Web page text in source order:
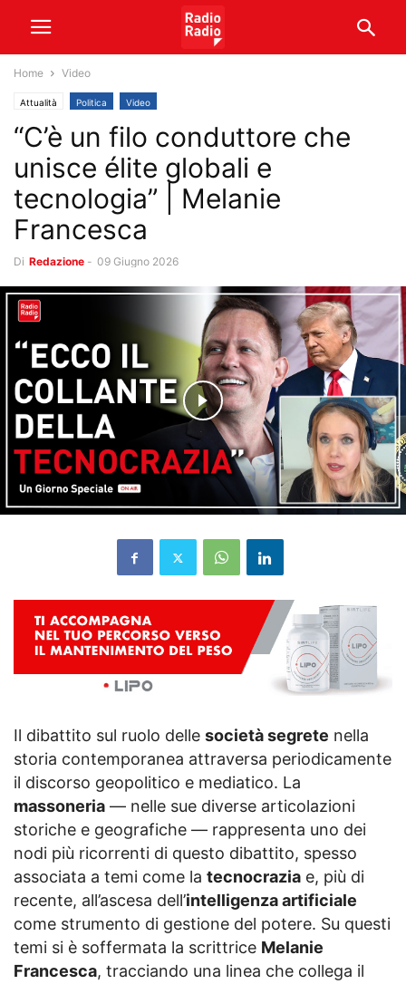
Home Video
Attualità Politica Video
“C’è un filo conduttore che
unisce élite globali e
tecnologia” | Melanie
Francesca
Di Redazione - 09 Giugno 2026
Il dibattito sul ruolo delle società segrete nella
storia contemporanea attraversa periodicamente
il discorso geopolitico e mediatico. La
massoneria — nelle sue diverse articolazioni
storiche e geografiche — rappresenta uno dei
nodi più ricorrenti di questo dibattito, spesso
associata a temi come la tecnocrazia e, più di
recente, all’ascesa dell’intelligenza artificiale
come strumento di gestione del potere. Su questi
temi si è soffermata la scrittrice Melanie
Francesca, tracciando una linea che collega il